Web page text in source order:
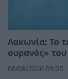
Λακωνία: Το
ουρανός»
08/08/2026 09:05